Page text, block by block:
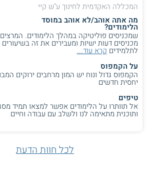
צוות האתר. למען הסר ספק בין האתר
הלימודים לא מתקיים קשר מכל סוג
המכללה האקדמית לחינוך ע"ש קיי
מה אתה אוהב/לא אוהב במוסד
הלימודים?
שמכניסים פוליטיקה במהלך הלימודים.
מכניסים דעות ישיות ומעבירים את זה בשיעורים
לתלמידים קרא עוד...
על הקמפוס
הקמפוס גדול ונוח יש המון מרחבים ירוקים
יחסית חדשים
טיפים
אל תוותרו על הלימודים אפשר למצאו תמיד
ותוכנית מתאימה לנו ולשלב עם עבודה וחיים
לכל חוות הדעת